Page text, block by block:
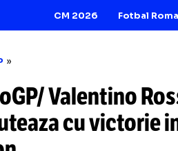
CM 2026
Moto GP
MotoGP/
debuteaza cu